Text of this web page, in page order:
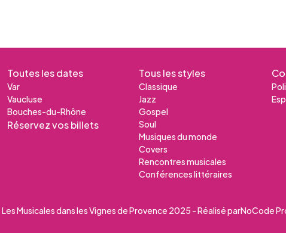
Toutes les dates
Var
Vaucluse
Bouches-du-Rhône
Réservez vos billets
Tous les styles
Classique
Jazz
Gospel
Soul
Musiques du monde
Covers
Rencontres musicales
Conférences littéraires
Musicales dans les Vignes de Provence 2025 - Réalisé par NoCode